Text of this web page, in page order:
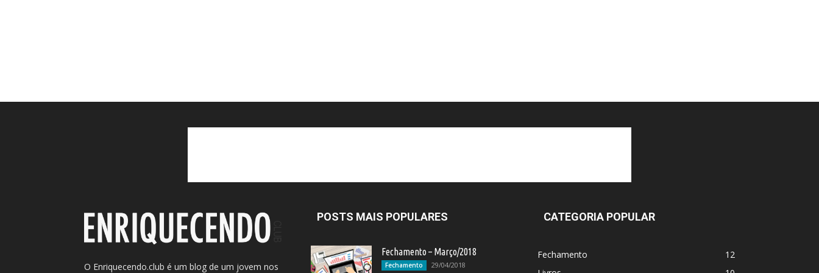
O Enriquecendo.club é um blog de um jovem nos
POSTS MAIS POPULARES
Fechamento – Março/2018
Fechamento 29/04/2018
CATEGORIA POPULAR
Fechamento
12